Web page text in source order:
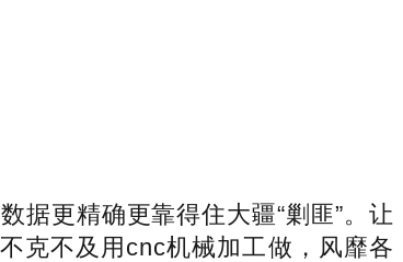
更精确更靠得住大疆“剿匪”。让
克不及用cnc机械加工做，风靡各